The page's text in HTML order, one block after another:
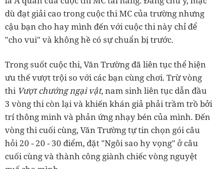
dù đạt giải cao trong cuộc thi MC của trường nhưng
cậu bạn cho hay mình đến với cuộc thi này chỉ để
"cho vui" và không hề có sự chuẩn bị trước.
Trong suốt cuộc thi, Văn Trường đã liên tục thể hiện
ưu thế vượt trội so với các bạn cùng chơi. Trừ vòng
thiVượt chướng ngại vật, nam sinh liên tục dẫn đầu
3 vòng thi còn lại và khiến khán giả phải trầm trồ bởi
trí thông minh và phản ứng nhạy bén của mình. Đến
vòng thi cuối cùng, Văn Trường tự tin chọn gói câu
hỏi 20 - 20 - 30 điểm, đặt "Ngôi sao hy vọng" ở câu
cuối cùng và thành công giành chiếc vòng nguyệt